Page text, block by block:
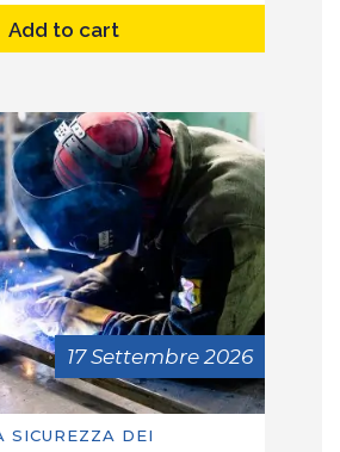
Add to cart
17 Settembre 2026
SICUREZZA DEI